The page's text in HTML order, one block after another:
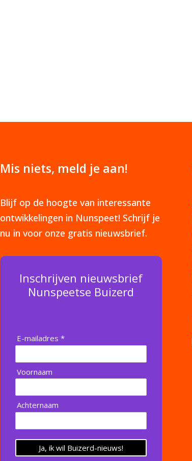
Mis niets, meld je aan!
Blijf op de hoogte van interessante
ontwikkelingen in Nunspeet! Schrijf je
nu in voor onze gratis nieuwsbrief.
Inschrijven nieuwsbrief
Nunspeetse Buizerd
E-mailadres *
Voornaam
Achternaam
Ja, ik wil Buizerd-nieuws!